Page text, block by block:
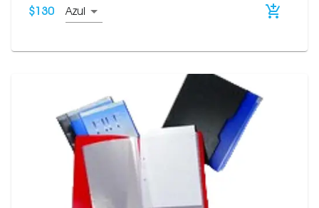
$130 Azul